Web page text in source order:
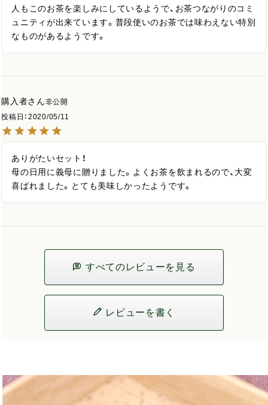
人もこのお茶を楽しみにしているようで、お茶つながりのコミ
ュニティが出来ています。普段使いのお茶では味わえない特別
なものがあるようです。
購入者
非公開
投稿日
2020/05/11
ありがたいセット！
母の日用に義母に贈りました。よくお茶を飲まれるので、大変
喜ばれました。とても美味しかったようです。
すべてのレビューを見る
レビューを書く